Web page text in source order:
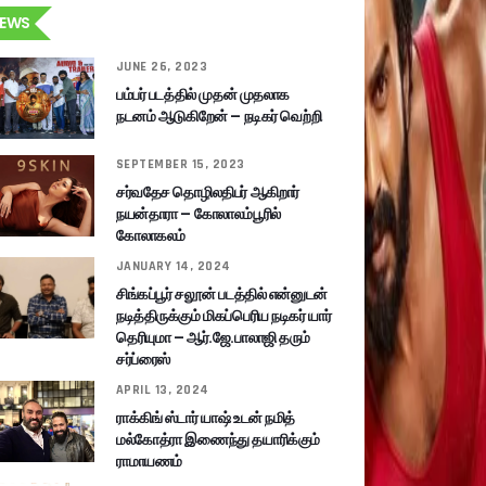
JUNE 26, 2023
பம்பர் படத்தில் முதன் முதலாக
நடனம் ஆடுகிறேன் – நடிகர் வெற்றி
SEPTEMBER 15, 2023
சர்வதேச தொழிலதிபர் ஆகிறார்
நயன்தாரா – கோலாலம்பூரில்
கோலாகலம்
JANUARY 14, 2024
சிங்கப்பூர் சலூன் படத்தில் என்னுடன்
நடித்திருக்கும் மிகப்பெரிய நடிகர் யார்
தெரியுமா – ஆர்.ஜே.பாலாஜி தரும்
சர்ப்ரைஸ்
APRIL 13, 2024
ராக்கிங் ஸ்டார் யாஷ் உடன் நமித்
மல்கோத்ரா இணைந்து தயாரிக்கும்
ராமாயணம்